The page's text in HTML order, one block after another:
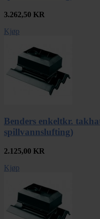
3.262,50 KR
Kjøp
Benders enkeltkr.
spillvannslufting)
2.125,00 KR
Kjøp